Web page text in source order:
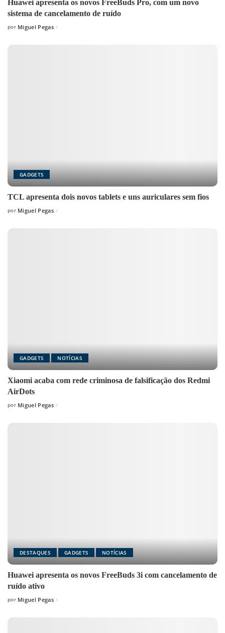
Huawei apresenta os novos FreeBuds Pro, com um novo
sistema de cancelamento de ruído
Posted
por Miguel Pegas
GADGETS
TCL apresenta dois novos tablets e uns auriculares sem fios
Posted
por Miguel Pegas
GADGETS NOTÍCIAS
Xiaomi acaba com rede criminosa de falsificação dos Redmi
AirDots
Posted
por Miguel Pegas
DESTAQUES GADGETS NOTÍCIAS
Huawei apresenta os novos FreeBuds 3i com cancelamento de
ruído ativo
Posted
por Miguel Pegas